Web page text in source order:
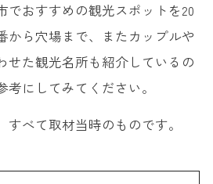
でおすすめの観光スポットを20
から穴場まで、またカップルや
せた観光名所も紹介しているの
にしてみてください。
べて取材当時のものです。